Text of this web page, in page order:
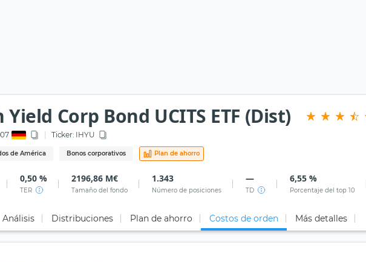
Corp Bond UCITS ETF (Dist)
Ticker: IHYU
de América Bonos corporativos Plan de ahorro
0,50 %
TER
2196,86 M€
Tamaño del fondo
1.343
Número de posiciones
—
TD
6,55 %
Porcentaje del top 10
Análisis Distribuciones Plan de ahorro Costos de orden Más detalles